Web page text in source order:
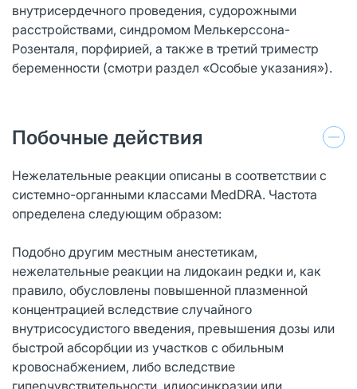
внутрисердечного проведения, судорожными
расстройствами, синдромом Мелькерссона-
Розенталя, порфирией, а также в третий триместр
беременности (смотри раздел «Особые указания»).
Побочные действия
Нежелательные реакции описаны в соответствии с
системно-органными классами MedDRA. Частота
определена следующим образом:
Подобно другим местным анестетикам,
нежелательные реакции на лидокаин редки и, как
правило, обусловлены повышенной плазменной
концентрацией вследствие случайного
внутрисосудистого введения, превышения дозы или
быстрой абсорбции из участков с обильным
кровоснабжением, либо вследствие
гиперчувствительности, идиосинкразии или